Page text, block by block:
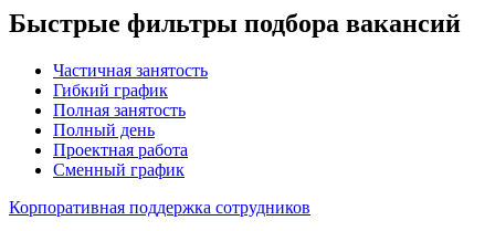
Быстрые фильтры подбора вакансий
Частичная занятость
Гибкий график
Полная занятость
Полный день
Проектная работа
Сменный график
Корпоративная поддержка сотрудников